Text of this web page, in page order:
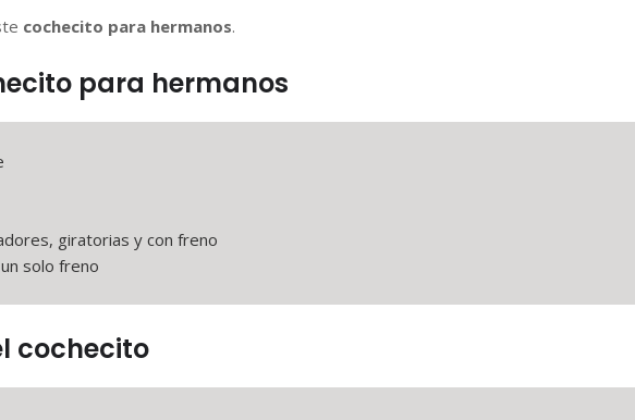
cochecito para hermanos.
para hermanos
giratorias y con freno
solo freno
cochecito